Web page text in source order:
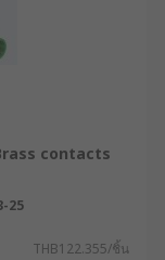
contacts
25
THB122.355/ชิ้น